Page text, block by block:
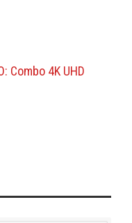
Combo 4K UHD